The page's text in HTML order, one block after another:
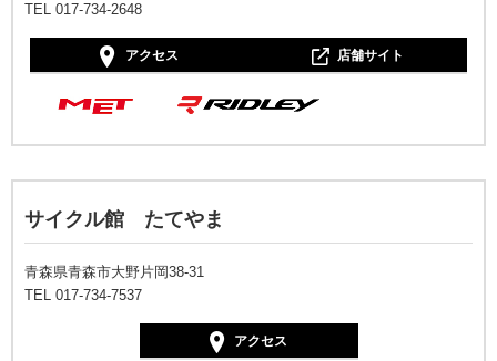
TEL 017-734-2648
アクセス 店舗サイト
サイクル館 たてやま
青森県青森市大野片岡38-31
TEL 017-734-7537
アクセス